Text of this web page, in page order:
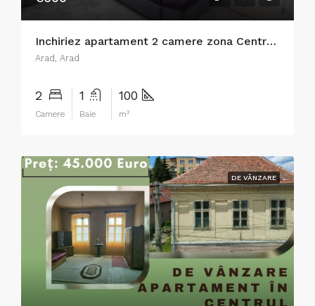
Inchiriez apartament 2 camere zona Centrala – ID : RH-40104-property
Arad, Arad
2
Camere
1
Baie
100
m²
DE VÂNZARE